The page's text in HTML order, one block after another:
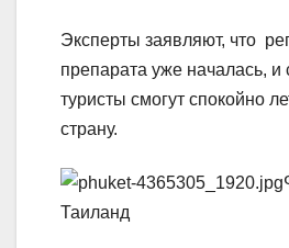
Эксперты заявляют, что
препарата уже началась, и
туристы смогут спокойно
страну.
Таиланд